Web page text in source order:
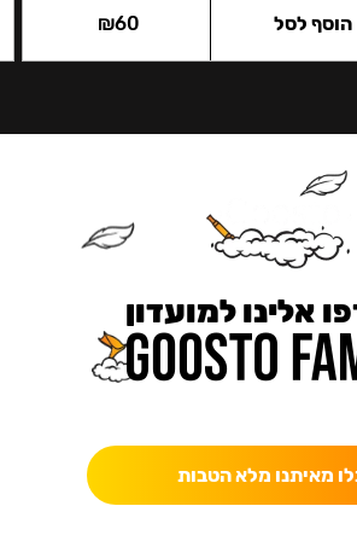
₪60 הוסף לסל
אלינו למועדון
מאיתנו מלא הטבות